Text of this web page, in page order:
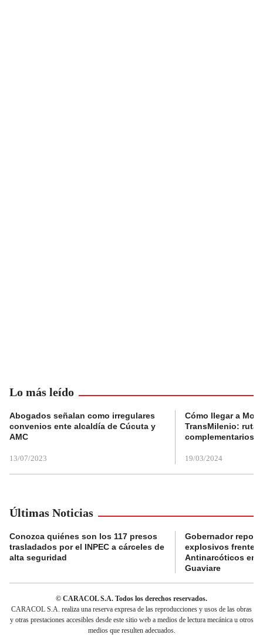
Lo más leído
Abogados señalan como irregulares
convenios ente alcaldía de Cúcuta y
AMC
13/07/2023
Cómo llegar a
TransMilenio:
complementarios
19/03/2024
Últimas Noticias
Conozca quiénes son los 117 presos
trasladados por el INPEC a cárceles de
alta seguridad
Gobernador
explosivos frente a
Antinarcóticos en
Guaviare
© CARACOL S.A. Todos los derechos reservados.
CARACOL S.A. realiza una reserva expresa de las reproducciones y usos de las obras
y otras prestaciones accesibles desde este sitio web a medios de lectura mecánica u otros
medios que resulten adecuados.